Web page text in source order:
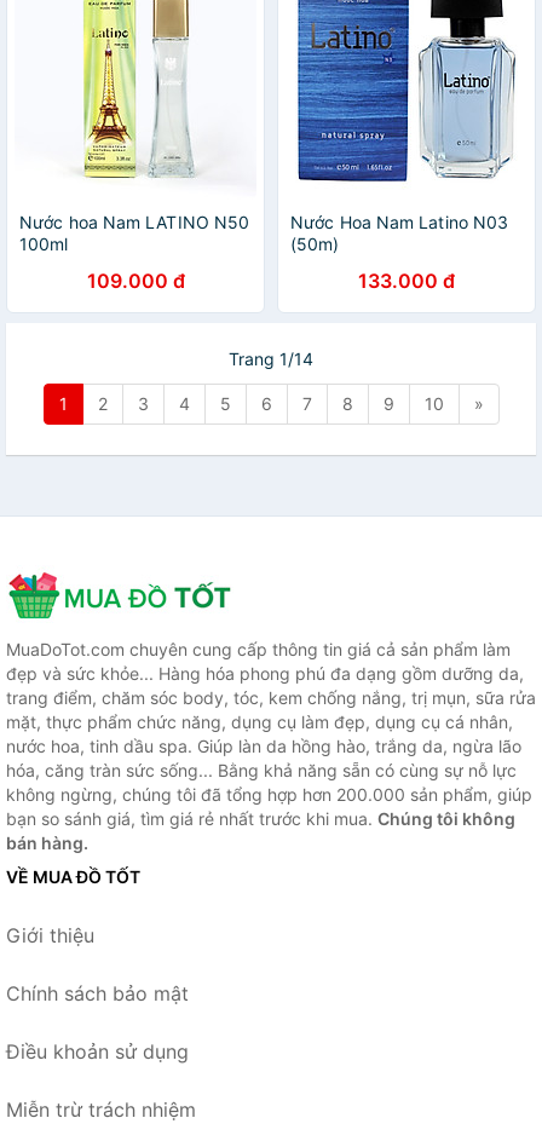
Nước hoa Nam LATINO N50
100ml
109.000 đ
Nước Hoa Nam Latino N03
(50m)
133.000 đ
Trang 1/14
1 2 3 4 5 6 7 8 9 10 »
MuaDoTot.com chuyên cung cấp thông tin giá cả sản phẩm làm
đẹp và sức khỏe... Hàng hóa phong phú đa dạng gồm dưỡng da,
trang điểm, chăm sóc body, tóc, kem chống nắng, trị mụn, sữa rửa
mặt, thực phẩm chức năng, dụng cụ làm đẹp, dụng cụ cá nhân,
nước hoa, tinh dầu spa. Giúp làn da hồng hào, trắng da, ngừa lão
hóa, căng tràn sức sống... Bằng khả năng sẵn có cùng sự nỗ lực
không ngừng, chúng tôi đã tổng hợp hơn 200.000 sản phẩm, giúp
bạn so sánh giá, tìm giá rẻ nhất trước khi mua. Chúng tôi không
bán hàng.
VỀ MUA ĐỒ TỐT
Giới thiệu
Chính sách bảo mật
Điều khoản sử dụng
Miễn trừ trách nhiệm